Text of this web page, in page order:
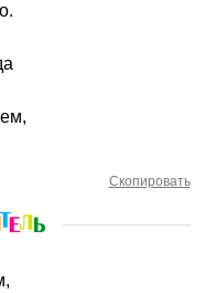
Скопировать